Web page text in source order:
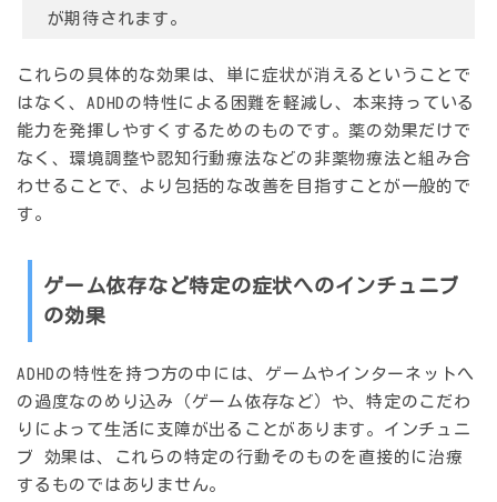
が期待されます。
これらの具体的な効果は、単に症状が消えるということで
はなく、ADHDの特性による困難を軽減し、本来持っている
能力を発揮しやすくするためのものです。薬の効果だけで
なく、環境調整や認知行動療法などの非薬物療法と組み合
わせることで、より包括的な改善を目指すことが一般的で
す。
ゲーム依存など特定の症状へのインチュニブ
の効果
ADHDの特性を持つ方の中には、ゲームやインターネットへ
の過度なのめり込み（ゲーム依存など）や、特定のこだわ
りによって生活に支障が出ることがあります。 インチュニ
ブ 効果 は、これらの特定の行動そのものを直接的に治療
するものではありません。